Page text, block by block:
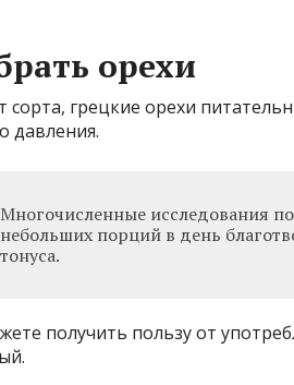
орехи
сорта, грецкие орехи
давления.
Многочисленные исследования
небольших порций в день
тонуса.
получить пользу от